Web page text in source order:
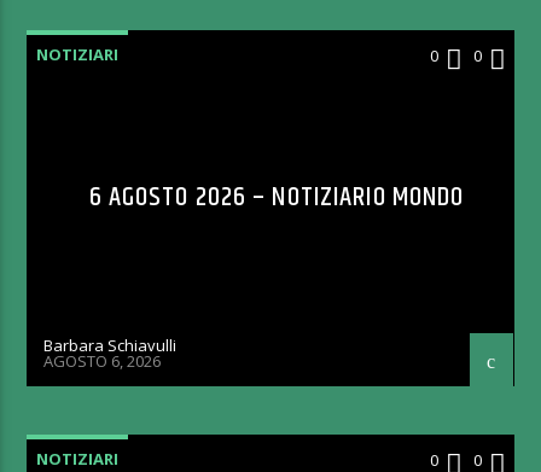
NOTIZIARI 0 0
6 AGOSTO 2026 – NOTIZIARIO MONDO
Barbara Schiavulli
AGOSTO 6, 2026
NOTIZIARI 0 0